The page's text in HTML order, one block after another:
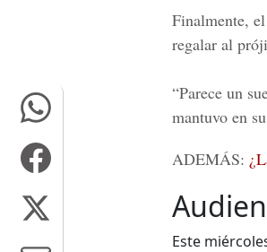
Finalmente,
regalar al
“Parece un
mantuvo en
ADEMÁS:
Este